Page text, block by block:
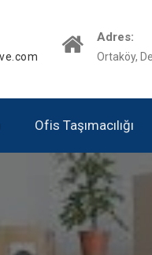
Adres:
Ortaköy,
Ofis Taşımacılığı